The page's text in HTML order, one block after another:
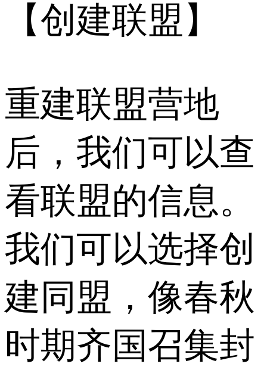
【创建联盟】
重建联盟营地
后，我们可以查
看联盟的信息。
我们可以选择创
建同盟，像春秋
时期齐国召集封